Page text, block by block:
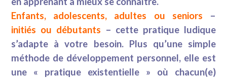
Enfants, adolescents, adultes ou seniors –
initiés ou débutants – cette pratique ludique
s’adapte à votre besoin. Plus qu’une simple
méthode de développement personnel, elle est
une « pratique existentielle » où chacun(e)